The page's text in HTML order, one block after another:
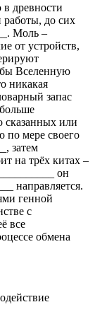
древности
работы, до сих
Моль –
от устройств,
бы Вселенную
никакая
запас
сказанных или
по мере своего
затем
на трёх китах –
он
направляется.
генной
с
все
обмена